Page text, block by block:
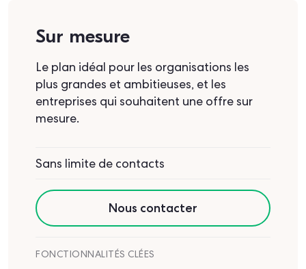
Sur mesure
Le plan idéal pour les organisations les
plus grandes et ambitieuses, et les
entreprises qui souhaitent une offre sur
mesure.
Sans limite de contacts
Nous contacter
FONCTIONNALITÉS CLÉES